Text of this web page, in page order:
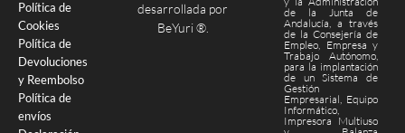
Política de
Cookies
Política de
Devoluciones
y Reembolso
Política de
envíos
desarrollada por
BeYuri ®.
de la Junta de
Andalucía, a través
de la Consejería de
Empleo, Empresa y
Trabajo Autónomo,
para la implantación
de un Sistema de
Gestión
Empresarial, Equipo
Informático,
Impresora Multiuso